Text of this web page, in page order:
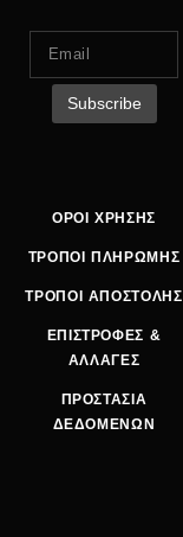
ΟΡΟΙ ΧΡΗΣΗΣ
ΤΡΟΠΟΙ ΠΛΗΡΩΜΗΣ
ΤΡΟΠΟΙ ΑΠΟΣΤΟΛΗΣ
ΕΠΙΣΤΡΟΦΕΣ &
ΑΛΛΑΓΕΣ
ΠΡΟΣΤΑΣΙΑ
ΔΕΔΟΜΕΝΩΝ